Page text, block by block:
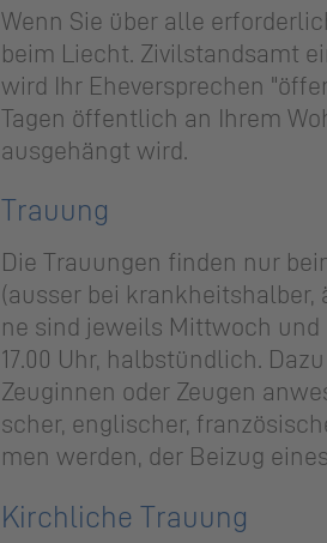
Wenn Sie über alle
beim Liecht. Zi­vil­stands­amt
wird Ihr Ehe­ver­spre­chen
Tagen öf­fent­lich an Ihrem
aus­ge­hängt wird.
Trau­ung
Die Trau­un­gen fin­den nur
(aus­ser bei
ne sind je­weils Mitt­woch und
17.00 Uhr, halb­stünd­lich.
Zeu­gin­nen oder Zeu­gen
scher, eng­li­scher,
men wer­den, der Bei­zug
Kirch­li­che Trau­ung